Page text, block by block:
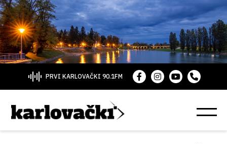
PRVI KARLOVAČKI 90.1FM